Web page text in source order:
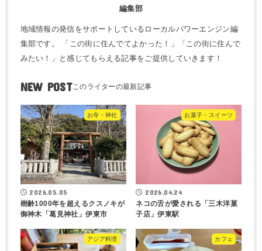
編集部
地域情報の発信をサポートしているローカルパワーエンジン編
集部です。 「この街に住んでてよかった！」「この街に住んで
みたい！」と感じてもらえる記事をご提供していきます！
NEW POST
お寺・神社
2026.05.05
樹齢1000年を超えるクスノキが
御神木「葛見神社」伊東市
お菓子・スイーツ
2026.04.24
ネコの舌が愛される「三木洋菓
子店」伊東駅
アジア料理 カフェ